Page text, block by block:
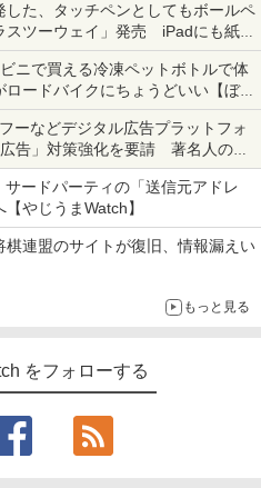
た、タッチペンとしてもボールペ
スツーウェイ」発売 iPadにも紙に
ニで買える冷凍ペットボトルで体
ードバイクにちょうどいい【ぼっ
空いた時間でなにしてる？】
ーなどデジタル広告プラットフォ
告」対策強化を要請 著名人の写
どへの対策として
ードパーティの「送信元アドレ
やじうまWatch】
連盟のサイトが復旧、情報漏えい
もっと見る
をフォローする